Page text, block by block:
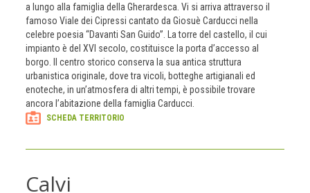
a lungo alla famiglia della Gherardesca. Vi si arriva attraverso il
famoso Viale dei Cipressi cantato da Giosuè Carducci nella
celebre poesia “Davanti San Guido”. La torre del castello, il cui
impianto è del XVI secolo, costituisce la porta d’accesso al
borgo. Il centro storico conserva la sua antica struttura
urbanistica originale, dove tra vicoli, botteghe artigianali ed
enoteche, in un’atmosfera di altri tempi, è possibile trovare
ancora l’abitazione della famiglia Carducci.
SCHEDA TERRITORIO
Calvi